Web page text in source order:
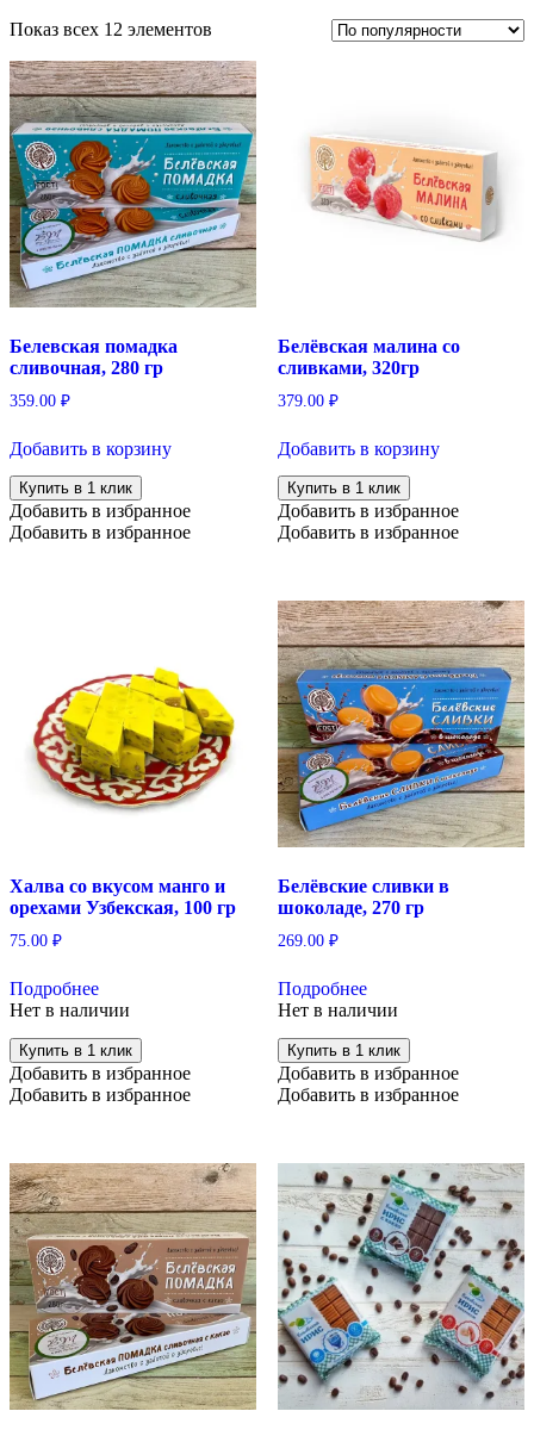
Показ всех 12 элементов
Белевская помадка
сливочная, 280 гр
359.00 ₽
Добавить в корзину
Купить в 1 клик
Добавить в избранное
Добавить в избранное
Белёвская малина со
сливками, 320гр
379.00 ₽
Добавить в корзину
Купить в 1 клик
Добавить в избранное
Добавить в избранное
Халва со вкусом манго и
орехами Узбекская, 100 гр
75.00 ₽
Подробнее
Нет в наличии
Купить в 1 клик
Добавить в избранное
Добавить в избранное
Белёвские сливки в
шоколаде, 270 гр
269.00 ₽
Подробнее
Нет в наличии
Купить в 1 клик
Добавить в избранное
Добавить в избранное